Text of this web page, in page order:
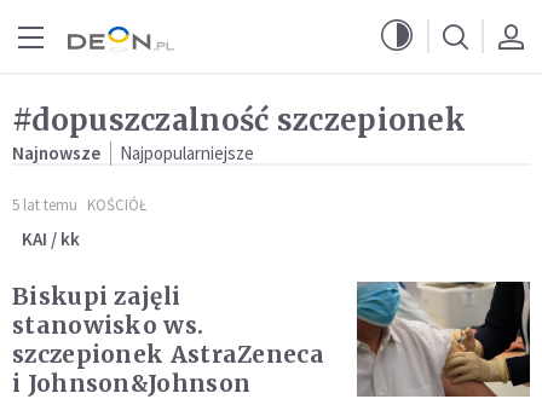
#dopuszczalność szczepionek
Najnowsze Najpopularniejsze
5 lat temu KOŚCIÓŁ
KAI / kk
Biskupi zajęli
stanowisko ws.
szczepionek AstraZeneca
i Johnson&Johnson